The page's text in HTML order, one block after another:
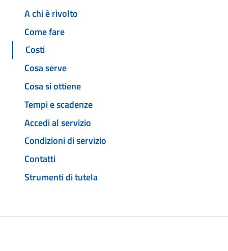
A chi è rivolto
Come fare
Costi
Cosa serve
Cosa si ottiene
Tempi e scadenze
Accedi al servizio
Condizioni di servizio
Contatti
Strumenti di tutela